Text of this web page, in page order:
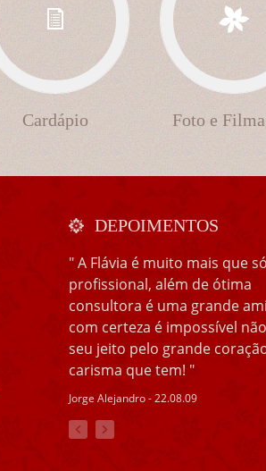
Cardápio Foto e
DEPOIMENTOS
" A Flávia é muito mais que
profissional, além de ótima
consultora é uma grande
com certeza é impossível
seu jeito pelo grande
carisma que tem! "
Jorge Alejandro - 22.08.09